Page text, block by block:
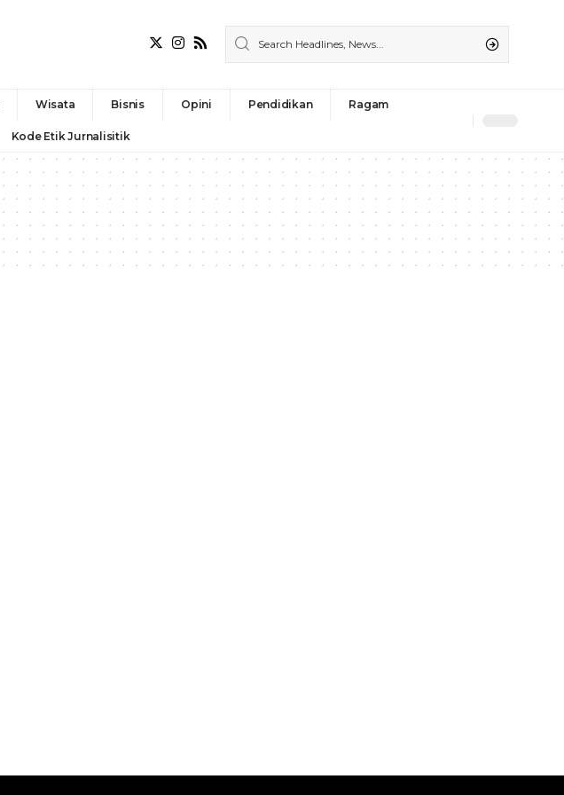
Wisata Bisnis Opini Pendidikan Ragam
Kode Etik Jurnalisitik